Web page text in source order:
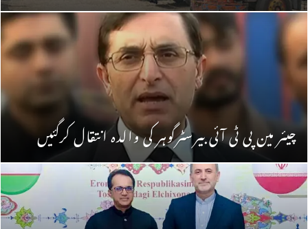
چیئر مین پی ٹی آئی بیرسٹرگوہر کی والدہ انتقال کرگئیں